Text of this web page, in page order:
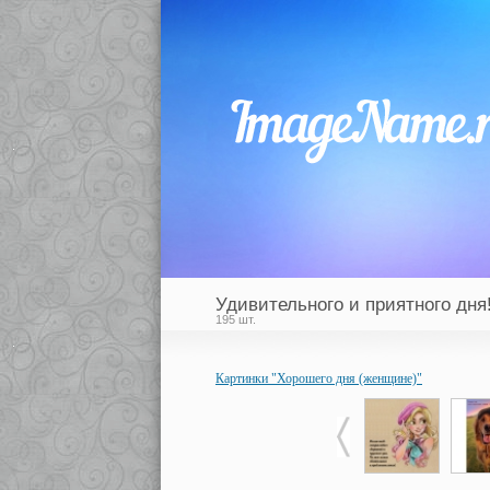
Удивительного и приятного
195 шт.
Картинки "Хорошего дня (женщине)"